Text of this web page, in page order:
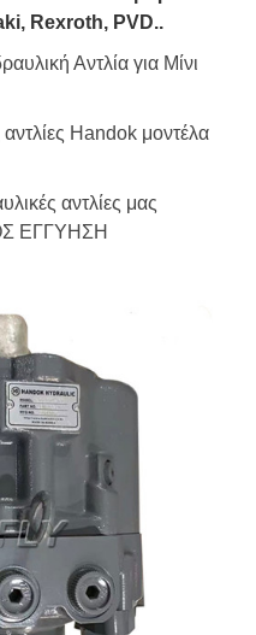
Rexroth, PVD..
Αντλία για Μίνι
Handok μοντέλα
αντλίες μας
ΕΓΓΥΗΣΗ